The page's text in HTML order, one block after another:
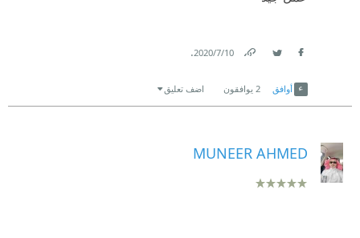
10‏/7‏/2020
.
أوافق 2 يوافقون اضف تعليق
MUNEER AHMED